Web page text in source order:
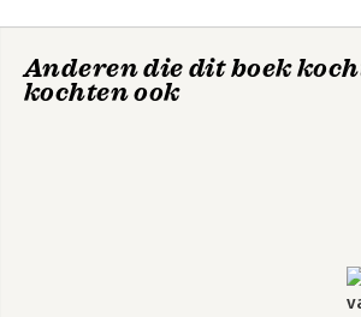
Emoties doe je
14 Epiloog 163
REFERENTIES 168
OVER DE AUTEUR 174
Anderen die dit boek
kochten ook